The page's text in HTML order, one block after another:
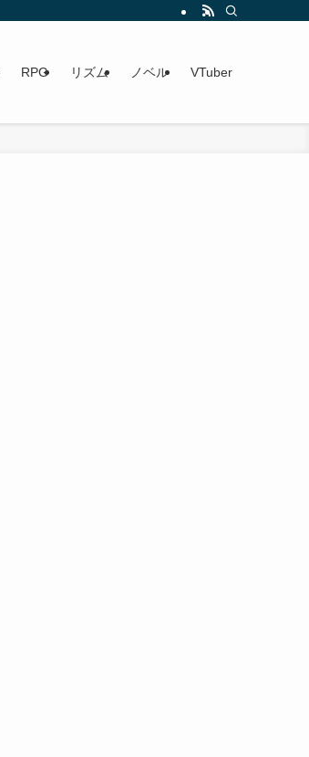
RPG リズム ノベル VTuber